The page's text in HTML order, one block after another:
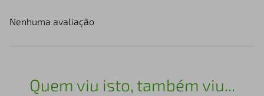
Nenhuma avaliação
Quem viu isto, também viu...